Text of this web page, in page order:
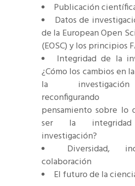
Publicación
Datos de
de la European Open
(EOSC) y los principios
Integridad de la
¿Cómo los cambios en
la
reconfigurando
pensamiento sobre lo
ser la
investigación?
Diversidad,
colaboración
El futuro de la